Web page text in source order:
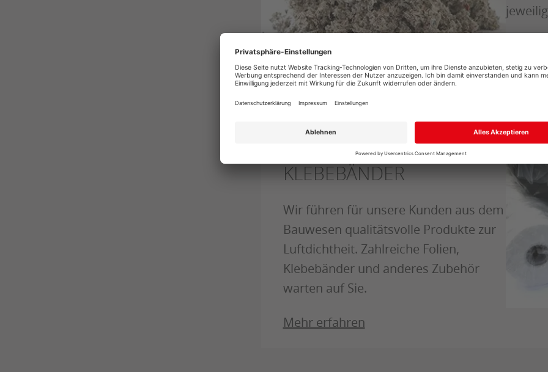
LUFTDICHTHEIT / FOLIEN /
KLEBEBÄNDER
Wir führen für unsere Kunden aus dem
Bauwesen qualitätsvolle Produkte zur
Luftdichtheit. Zahlreiche Folien,
Klebebänder und anderes Zubehör
warten auf Sie.
Mehr erfahren